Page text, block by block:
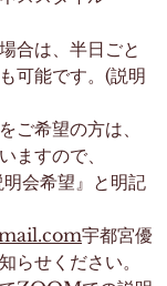
合は、半日ごと
可能です。(説明
ご希望の方は、
ますので、
会希望』と明記
宇都宮優
らせください。